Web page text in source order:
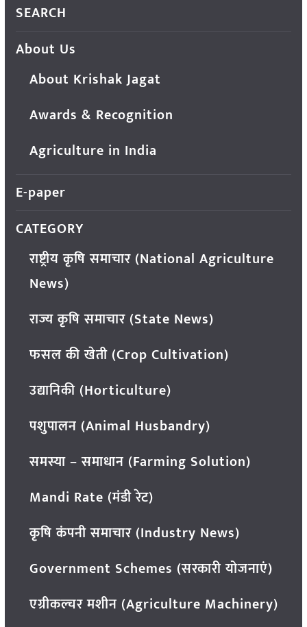
SEARCH
About Us
About Krishak Jagat
Awards & Recognition
Agriculture in India
E-paper
CATEGORY
राष्ट्रीय कृषि समाचार (National Agriculture
News)
राज्य कृषि समाचार (State News)
फसल की खेती (Crop Cultivation)
उद्यानिकी (Horticulture)
पशुपालन (Animal Husbandry)
समस्या – समाधान (Farming Solution)
Mandi Rate (मंडी रेट)
कृषि कंपनी समाचार (Industry News)
Government Schemes (सरकारी योजनाएं)
एग्रीकल्चर मशीन (Agriculture Machinery)